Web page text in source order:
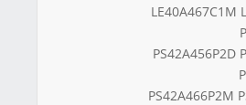
LE40A467C1M
PS42A456P2D
PS42A466P2M